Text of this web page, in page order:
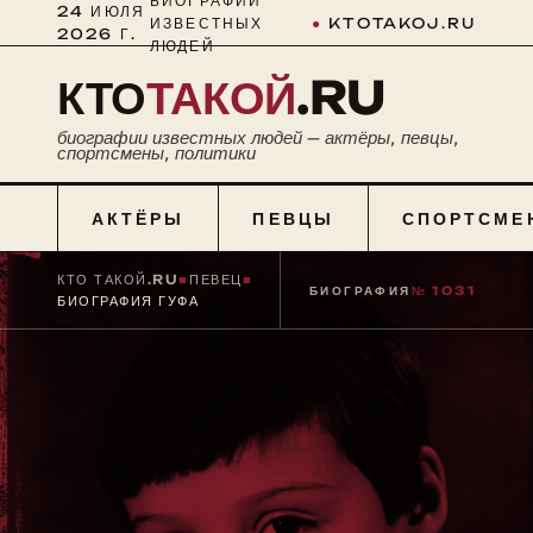
24 ИЮЛЯ
2026 Г.
ИЗВЕСТНЫХ
ЛЮДЕЙ
● KTOTAKOJ.RU
КТОТАКОЙ.RU
биографии известных людей — актёры, певцы,
спортсмены, политики
АКТЁРЫ ПЕВЦЫ
КТО ТАКОЙ.RU■ ПЕВЕЦ■
БИОГРАФИЯ ГУФА
БИОГРАФИЯ № 1031